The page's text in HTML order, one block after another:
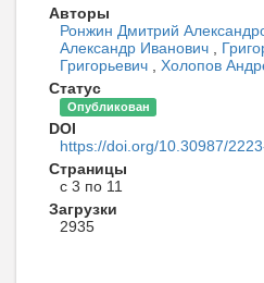
Авторы
Ронжин Дмитрий
Александр Иванович
Григорьевич
Холопов
Статус
Опубликован
DOI
https://doi.org/10.30987/
Страницы
с 3 по 11
Загрузки
2935